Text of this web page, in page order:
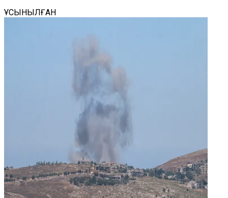
ҰСЫНЫЛҒАН